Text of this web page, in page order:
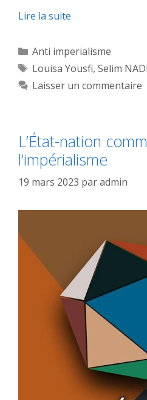
Lire la suite
Catégories
Anti imperialisme
Étiquettes
Louisa Yousfi, Selim NADI
Laisser un commentaire
L’État-nation
l’impérialisme
19 mars 2023 paradmin